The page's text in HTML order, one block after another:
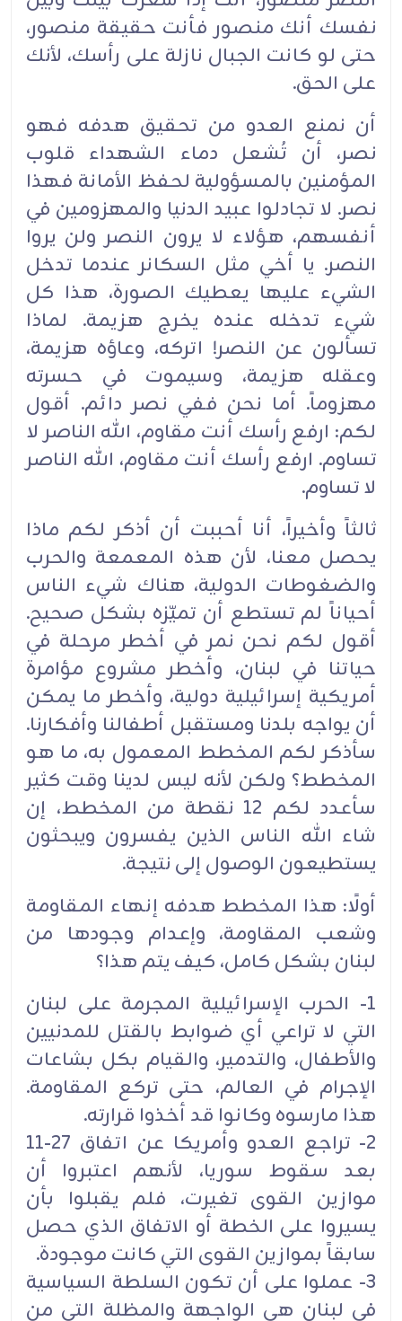
نفسك أنك منصور فأنت حقيقة منصور،
حتى لو كانت الجبال نازلة على رأسك، لأنك
على الحق.
أن نمنع العدو من تحقيق هدفه فهو
نصر، أن تُشعل دماء الشهداء قلوب
المؤمنين بالمسؤولية لحفظ الأمانة فهذا
نصر. لا تجادلوا عبيد الدنيا والمهزومين في
أنفسهم، هؤلاء لا يرون النصر ولن يروا
النصر. يا أخي مثل السكانر عندما تدخل
الشيء عليها يعطيك الصورة، هذا كل
شيء تدخله عنده يخرج هزيمة. لماذا
تسألون عن النصر! اتركه، وعاؤه هزيمة،
وعقله هزيمة، وسيموت في حسرته
مهزوماً. أما نحن ففي نصر دائم. أقول
لكم: ارفع رأسك أنت مقاوم، الله الناصر لا
تساوم. ارفع رأسك أنت مقاوم، الله الناصر
لا تساوم.
ثالثاً وأخيراً، أنا أحببت أن أذكر لكم ماذا
يحصل معنا، لأن هذه المعمعة والحرب
والضغوطات الدولية، هناك شيء الناس
أحياناً لم تستطع أن تميّزه بشكل صحيح.
أقول لكم نحن نمر في أخطر مرحلة في
حياتنا في لبنان، وأخطر مشروع مؤامرة
أمريكية إسرائيلية دولية، وأخطر ما يمكن
أن يواجه بلدنا ومستقبل أطفالنا وأفكارنا.
سأذكر لكم المخطط المعمول به، ما هو
المخطط؟ ولكن لأنه ليس لدينا وقت كثير
سأعدد لكم 12 نقطة من المخطط، إن
شاء الله الناس الذين يفسرون ويبحثون
يستطيعون الوصول إلى نتيجة.
أولًا: هذا المخطط هدفه إنهاء المقاومة
وشعب المقاومة، وإعدام وجودها من
لبنان بشكل كامل، كيف يتم هذا؟
1- الحرب الإسرائيلية المجرمة على لبنان
التي لا تراعي أي ضوابط بالقتل للمدنيين
والأطفال، والتدمير، والقيام بكل بشاعات
الإجرام في العالم، حتى تركع المقاومة.
هذا مارسوه وكانوا قد أخذوا قرارته.
2- تراجع العدو وأمريكا عن اتفاق 27-11
بعد سقوط سوريا، لأنهم اعتبروا أن
موازين القوى تغيرت، فلم يقبلوا بأن
يسيروا على الخطة أو الاتفاق الذي حصل
سابقاً بموازين القوى التي كانت موجودة.
3- عملوا على أن تكون السلطة السياسية
في لبنان هي الواجهة والمظلة التي من